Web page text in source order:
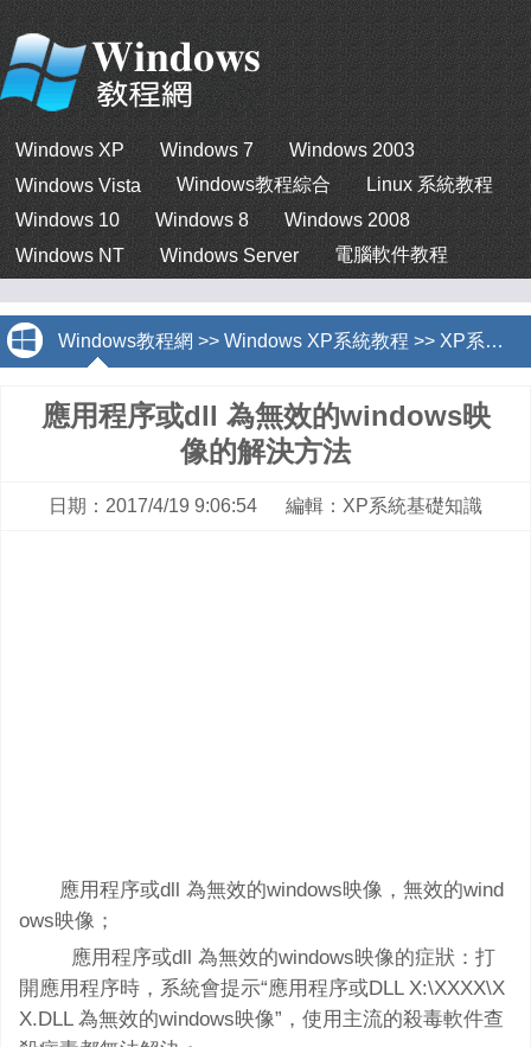
Windows XP Windows 7
Windows 2003
Windows Vista
Windows教程綜合
Linux 系統教程
Windows 10
Windows 8
Windows 2008
Windows NT
Windows Server 電腦軟件教程
Windows教程網 >> Windows XP系統教程 >> XP系統基礎知識
應用程序或dll 為無效的windows映
像的解決方法
日期：2017/4/19 9:06:54 編輯：XP系統基礎知識
應用程序或dll 為無效的windows映像，無效的wind
ows映像；
應用程序或dll 為無效的windows映像的症狀：打
開應用程序時，系統會提示“應用程序或DLL X:\XXXX\X
X.DLL 為無效的windows映像”，使用主流的殺毒軟件查